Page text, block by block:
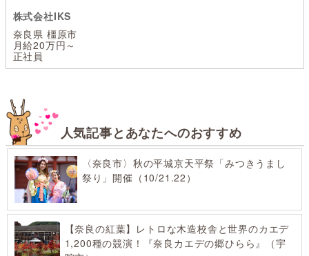
株式会社IKS
奈良県 橿原市
月給20万円～
正社員
人気記事とあなたへのおすすめ
〈奈良市〉秋の平城京天平祭「みつきうまし
祭り」開催（10/21.22）
【奈良の紅葉】レトロな木造校舎と世界のカエデ
1,200種の競演！『奈良カエデの郷ひらら』（宇